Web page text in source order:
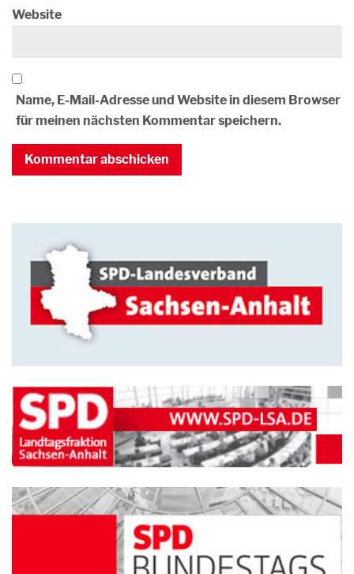
Website
Name, E-Mail-Adresse und Website in diesem Browser
für meinen nächsten Kommentar speichern.